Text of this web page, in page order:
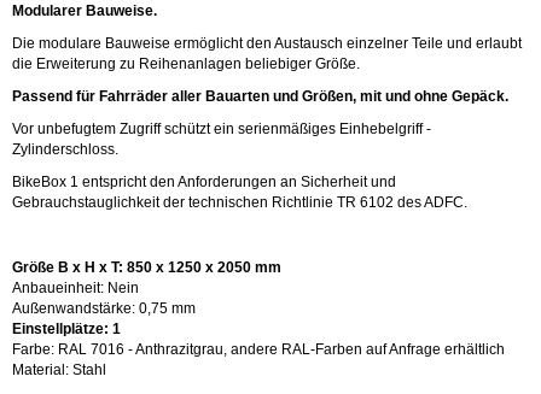
Modularer Bauweise.
Die modulare Bauweise ermöglicht den Austausch einzelner Teile und erlaubt
die Erweiterung zu Reihenanlagen beliebiger Größe.
Passend für Fahrräder aller Bauarten und Größen, mit und ohne Gepäck.
Vor unbefugtem Zugriff schützt ein serienmäßiges Einhebelgriff -
Zylinderschloss.
BikeBox 1 entspricht den Anforderungen an Sicherheit und
Gebrauchstauglichkeit der technischen Richtlinie TR 6102 des ADFC.
Größe B x H x T: 850 x 1250 x 2050 mm
Anbaueinheit: Nein
Außenwandstärke: 0,75 mm
Einstellplätze: 1
Farbe: RAL 7016 - Anthrazitgrau, andere RAL-Farben auf Anfrage erhältlich
Material: Stahl